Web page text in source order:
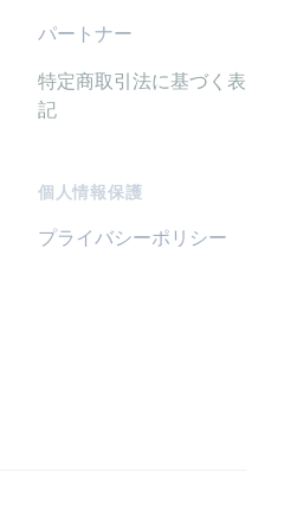
パートナー
特定商取引法に基づく表
記
個人情報保護
プライバシーポリシー